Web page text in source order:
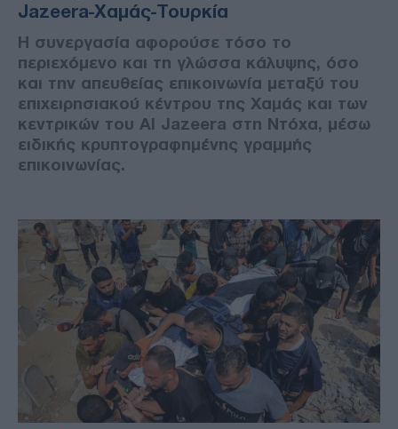
Jazeera-Χαμάς-Τουρκία
Η συνεργασία αφορούσε τόσο το
περιεχόμενο και τη γλώσσα κάλυψης, όσο
και την απευθείας επικοινωνία μεταξύ του
επιχειρησιακού κέντρου της Χαμάς και των
κεντρικών του Al Jazeera στη Ντόχα, μέσω
ειδικής κρυπτογραφημένης γραμμής
επικοινωνίας.